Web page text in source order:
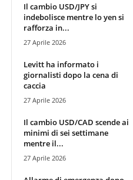
Il cambio USD/JPY si
indebolisce mentre lo yen si
rafforza in...
27 Aprile 2026
Levitt ha informato i
giornalisti dopo la cena di
caccia
27 Aprile 2026
Il cambio USD/CAD scende ai
minimi di sei settimane
mentre il...
27 Aprile 2026